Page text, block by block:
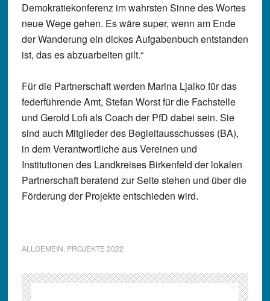
Demokratiekonferenz im wahrsten Sinne des Wortes
neue Wege gehen. Es wäre super, wenn am Ende
der Wanderung ein dickes Aufgabenbuch entstanden
ist, das es abzuarbeiten gilt.“
Für die Partnerschaft werden Marina Ljalko für das
federführende Amt, Stefan Worst für die Fachstelle
und Gerold Lofi als Coach der PfD dabei sein. Sie
sind auch Mitglieder des Begleitausschusses (BA),
in dem Verantwortliche aus Vereinen und
Institutionen des Landkreises Birkenfeld der lokalen
Partnerschaft beratend zur Seite stehen und über die
Förderung der Projekte entschieden wird.
ALLGEMEIN PROJEKTE 2022